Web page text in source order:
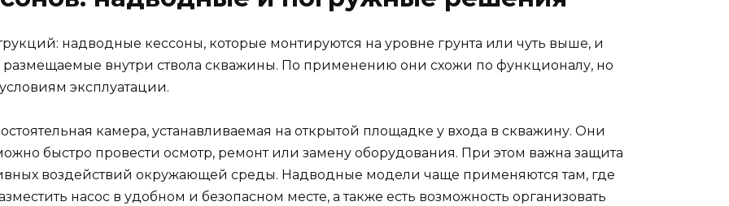
надводные кессоны, которые монтируются на уровне грунта или чуть выше, и
внутри ствола скважины. По применению они схожи по функционалу, но
эксплуатации.
камера, устанавливаемая на открытой площадке у входа в скважину. Они
быстро провести осмотр, ремонт или замену оборудования. При этом важна защита
воздействий окружающей среды. Надводные модели чаще применяются там, где
насос в удобном и безопасном месте, а также есть возможность организовать